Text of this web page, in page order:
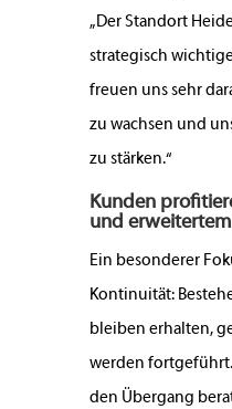
„Der Standort
strategisch
freuen uns sehr
zu wachsen und
zu stärken.“
Kunden
und
Ein besonderer
Kontinuität:
bleiben erhalten,
werden
den Übergang